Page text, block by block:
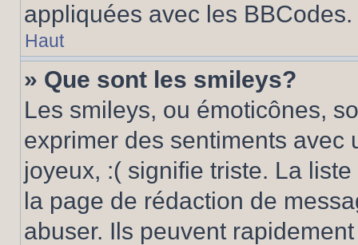
appliquées avec les BBCodes.
Haut
» Que sont les smileys?
Les smileys, ou émoticônes,
exprimer des sentiments avec
joyeux, :( signifie triste. La
la page de rédaction de
abuser. Ils peuvent